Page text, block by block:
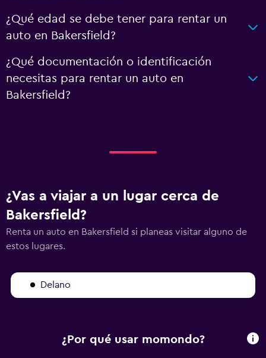
¿Qué edad se debe tener para rentar un
auto en Bakersfield?
¿Qué documentación o identificación
necesitas para rentar un auto en
Bakersfield?
¿Vas a viajar a un lugar cerca de
Bakersfield?
Renta un auto en Bakersfield si planeas visitar alguno de
estos lugares.
Delano
¿Por qué usar momondo?